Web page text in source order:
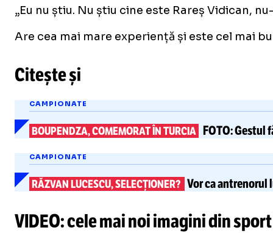
„Eu nu știu. Nu știu cine este Rareș Vidican,
Are cea mai mare experiență și este cel mai
Citește și
CAMPIONATE
BOUPENDZA, COMEMORAT ÎN TURCIA FOTO:Gestul
CAMPIONATE
RĂZVAN LUCESCU, SELECȚIONER? Vor ca antrenorul
VIDEO: cele mai noi imagini din sport